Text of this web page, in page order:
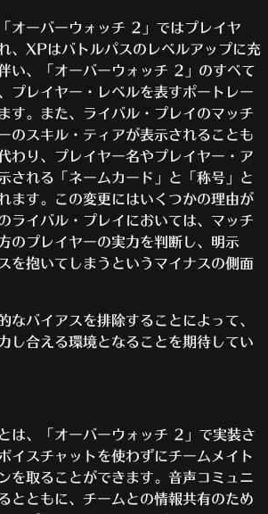
オーバーウォッチ 2」ではプレイヤ
、XPはバトルパスのレベルアップに充
い、「オーバーウォッチ 2」のすべて
プレイヤー・レベルを表すポートレー
す。また、ライバル・プレイのマッチ
のスキル・ティアが表示されることも
わり、プレイヤー名やプレイヤー・ア
される「ネームカード」と「称号」と
ます。この変更にはいくつかの理由が
ライバル・プレイにおいては、マッチ
のプレイヤーの実力を判断し、明示
を抱いてしまうというマイナスの側面
なバイアスを排除することによって、
し合える環境となることを期待してい
は、「オーバーウォッチ 2」で実装さ
イスチャットを使わずにチームメイト
を取ることができます。音声コミュニ
とともに、チームとの情報共有のため